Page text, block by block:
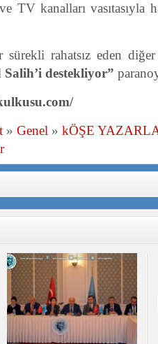
TV kanalları vasıtasıyla
sürekli rahatsız eden
destekliyor”
» Genel » kÖŞE